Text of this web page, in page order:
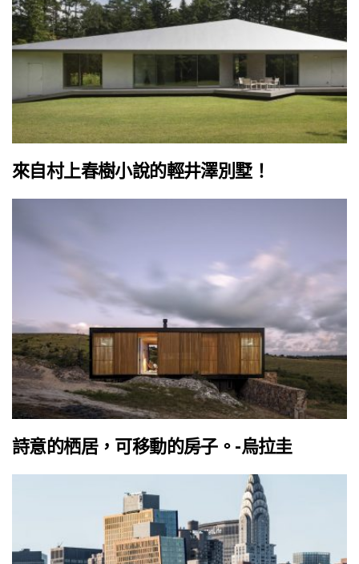
來自村上春樹小說的輕井澤別墅！
詩意的栖居，可移動的房子。-烏拉圭